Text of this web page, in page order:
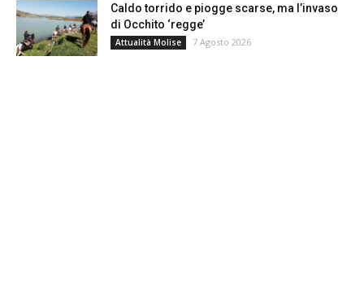
Caldo torrido e piogge scarse, ma l’invaso
di Occhito ‘regge’
Attualità Molise 7 Agosto 2026